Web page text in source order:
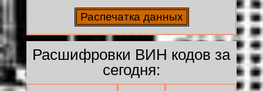
Расшифровки ВИН кодов за
сегодня: